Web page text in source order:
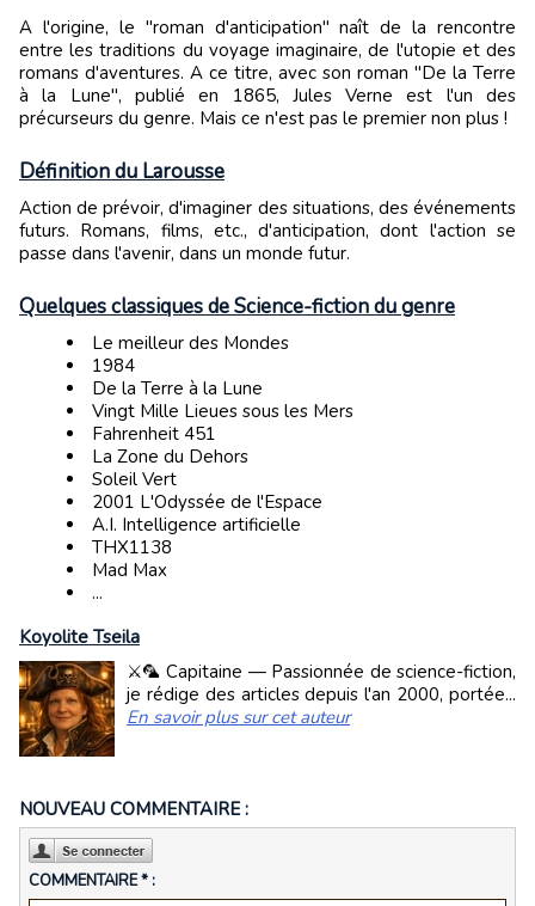
A l'origine, le "roman d'anticipation" naît de la rencontre
entre les traditions du voyage imaginaire, de l'utopie et des
romans d'aventures. A ce titre, avec son roman "De la Terre
à la Lune", publié en 1865, Jules Verne est l'un des
précurseurs du genre. Mais ce n'est pas le premier non plus !
Définition du Larousse
Action de prévoir, d'imaginer des situations, des événements
futurs. Romans, films, etc., d'anticipation, dont l'action se
passe dans l'avenir, dans un monde futur.
Quelques classiques de Science-fiction du genre
Le meilleur des Mondes
1984
De la Terre à la Lune
Vingt Mille Lieues sous les Mers
Fahrenheit 451
La Zone du Dehors
Soleil Vert
2001 L'Odyssée de l'Espace
A.I. Intelligence artificielle
THX1138
Mad Max
...
Koyolite Tseila
⚔️🦜 Capitaine — Passionnée de science-fiction,
je rédige des articles depuis l'an 2000, portée...
En savoir plus sur cet auteur
NOUVEAU COMMENTAIRE :
COMMENTAIRE * :